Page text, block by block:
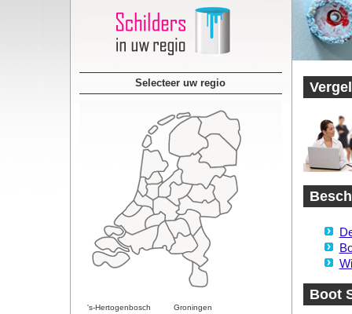
Selecteer uw regio
's-Hertogenbosch
Groningen
Boot